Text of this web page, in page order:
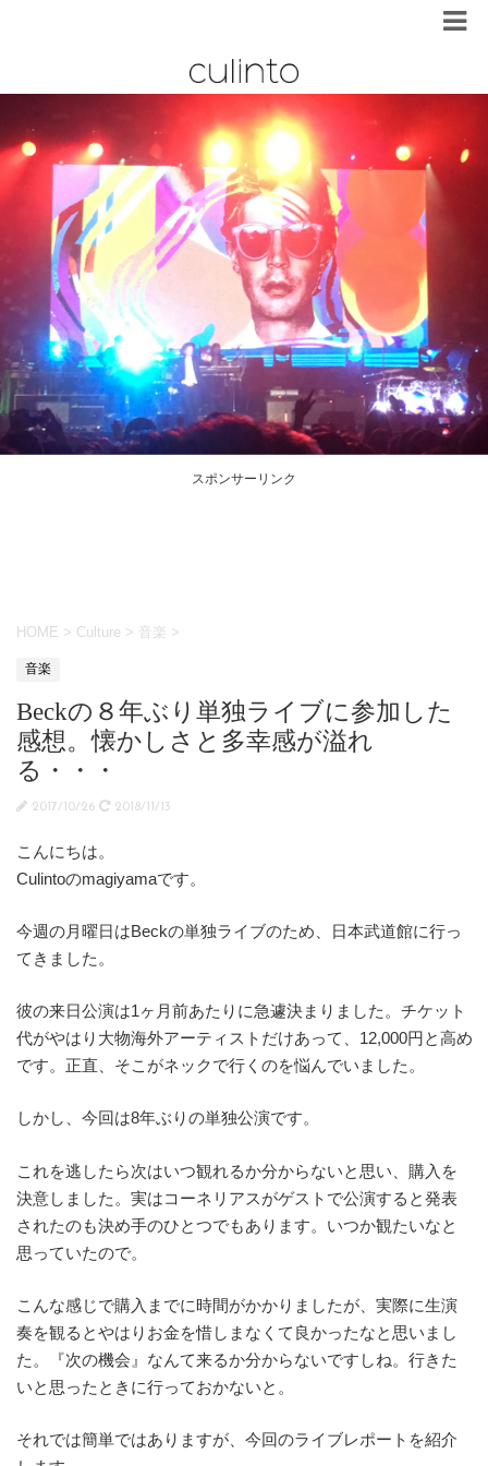
スポンサーリンク
HOME > Culture > 音楽 >
音楽
Beckの８年ぶり単独ライブに参加した
感想。懐かしさと多幸感が溢れ
る・・・
2017/10/26 2018/11/13
こんにちは。
Culintoのmagiyamaです。
今週の月曜日はBeckの単独ライブのため、日本武道館に行っ
てきました。
彼の来日公演は1ヶ月前あたりに急遽決まりました。チケット
代がやはり大物海外アーティストだけあって、12,000円と高め
です。正直、そこがネックで行くのを悩んでいました。
しかし、今回は8年ぶりの単独公演です。
これを逃したら次はいつ観れるか分からないと思い、購入を
決意しました。実はコーネリアスがゲストで公演すると発表
されたのも決め手のひとつでもあります。いつか観たいなと
思っていたので。
こんな感じで購入までに時間がかかりましたが、実際に生演
奏を観るとやはりお金を惜しまなくて良かったなと思いまし
た。『次の機会』なんて来るか分からないですしね。行きた
いと思ったときに行っておかないと。
それでは簡単ではありますが、今回のライブレポートを紹介